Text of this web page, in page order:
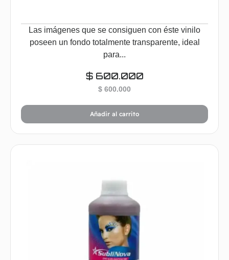
Las imágenes que se consiguen con éste vinilo
poseen un fondo totalmente transparente, ideal
para...
$600.000
$ 600.000
Añadir al carrito